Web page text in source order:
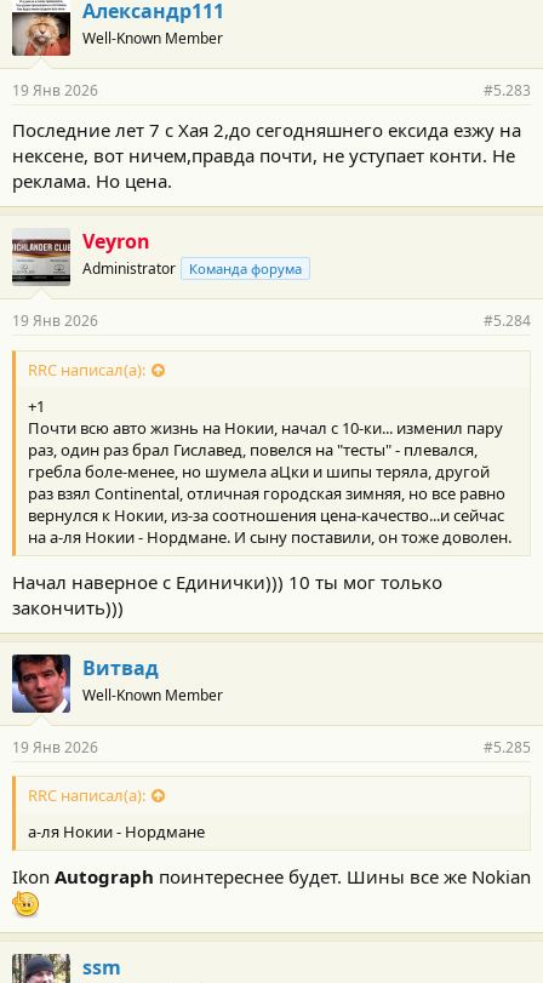
о
д
а
н
с
т
и
Александр111
Well-Known Member
19 Янв 2026 #5.283
Последние лет 7 с Хая 2,до сегодняшнего ексида езжу на
нексене, вот ничем,правда почти, не уступает конти. Не
реклама. Но цена.
Veyron
Administrator Команда форума
19 Янв 2026 #5.284
RRC написал(а):
+1
Почти всю авто жизнь на Нокии, начал с 10-ки... изменил пару
раз, один раз брал Гиславед, повелся на "тесты" - плевался,
гребла боле-менее, но шумела аЦки и шипы теряла, другой
раз взял Continental, отличная городская зимняя, но все равно
вернулся к Нокии, из-за соотношения цена-качество...и сейчас
на а-ля Нокии - Нордмане. И сыну поставили, он тоже доволен.
Начал наверное с Единички))) 10 ты мог только
закончить)))
Витвад
Well-Known Member
19 Янв 2026 #5.285
RRC написал(а):
а-ля Нокии - Нордмане
Ikon Autograph поинтереснее будет. Шины все же Nokian
ssm